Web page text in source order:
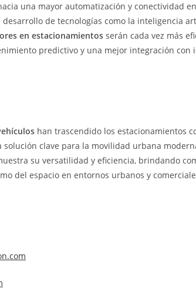
una mayor automatización y conectividad
desarrollo de tecnologías como la inteligencia
en estacionamientos serán cada vez más
predictivo y una mejor integración con
han trascendido los estacionamientos
clave para la movilidad urbana
su versatilidad y eficiencia, brindando
del espacio en entornos urbanos y